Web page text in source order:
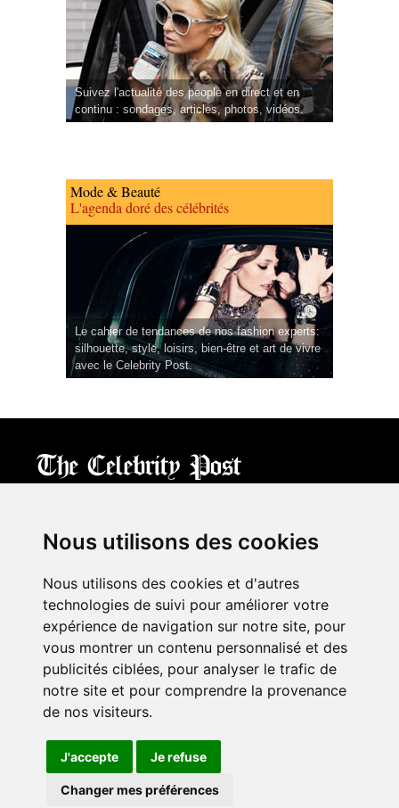
Nous utilisons des cookies
Nous utilisons des cookies et d'autres
technologies de suivi pour améliorer votre
expérience de navigation sur notre site, pour
vous montrer un contenu personnalisé et des
publicités ciblées, pour analyser le trafic de
notre site et pour comprendre la provenance
de nos visiteurs.
J'accepte Je refuse
Changer mes préférences
Suivez l'actualité des people en direct et en
continu : sondages, articles, photos, vidéos.
Mode & Beauté
L'agenda doré des célébrités
Le cahier de tendances de nos fashion experts:
silhouette, style, loisirs, bien-être et art de vivre
avec le Celebrity Post.
Terms of Use| Privacy|Cookies Policy (Mes préférences)
À propos
Mentions légales
Contact Us
Follow us on
Watch us on